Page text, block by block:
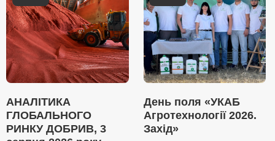
АНАЛІТИКА
ГЛОБАЛЬНОГО
РИНКУ ДОБРИВ, 3
День поля «УКАБ
Агротехнології 2026.
Захід»